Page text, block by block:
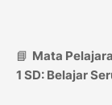
📘 Mata
1 SD: Belajar